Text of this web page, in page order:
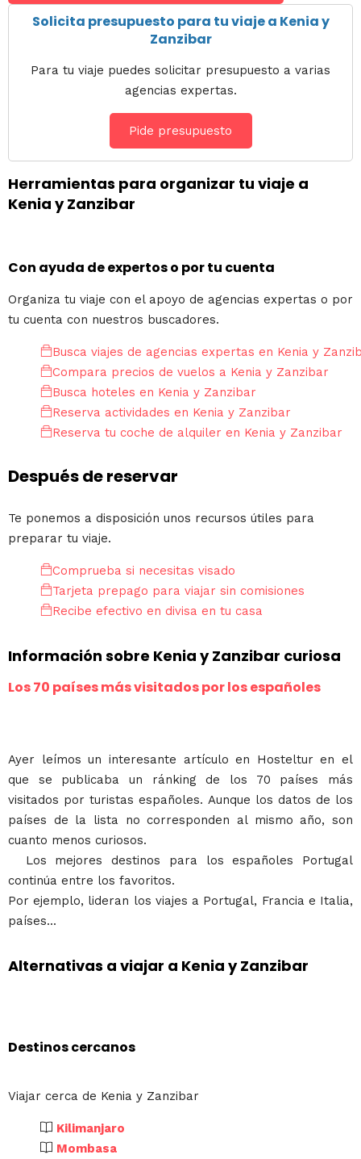
Solicita presupuesto para tu viaje a Kenia y
Zanzibar
Para tu viaje puedes solicitar presupuesto a varias
agencias expertas.
Pide presupuesto
Herramientas para organizar tu viaje a
Kenia y Zanzibar
Con ayuda de expertos o por tu cuenta
Organiza tu viaje con el apoyo de agencias expertas o por
tu cuenta con nuestros buscadores.
Busca viajes de agencias expertas en Kenia y
Compara precios de vuelos a Kenia y Zanzibar
Busca hoteles en Kenia y Zanzibar
Reserva actividades en Kenia y Zanzibar
Reserva tu coche de alquiler en Kenia y Zanzibar
Después de reservar
Te ponemos a disposición unos recursos útiles para
preparar tu viaje.
Comprueba si necesitas visado
Tarjeta prepago para viajar sin comisiones
Recibe efectivo en divisa en tu casa
Información sobre Kenia y Zanzibar curiosa
Los 70 países más visitados por los españoles
Ayer leímos un interesante artículo en Hosteltur en el
que se publicaba un ránking de los 70 países más
visitados por turistas españoles. Aunque los datos de los
países de la lista no corresponden al mismo año, son
cuanto menos curiosos.
Los mejores destinos para los españoles Portugal
continúa entre los favoritos.
Por ejemplo, lideran los viajes a Portugal, Francia e Italia,
países...
Alternativas a viajar a Kenia y Zanzibar
Destinos cercanos
Viajar cerca de Kenia y Zanzibar
Kilimanjaro
Mombasa